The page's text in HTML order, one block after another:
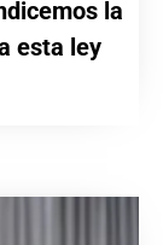
la
esta ley